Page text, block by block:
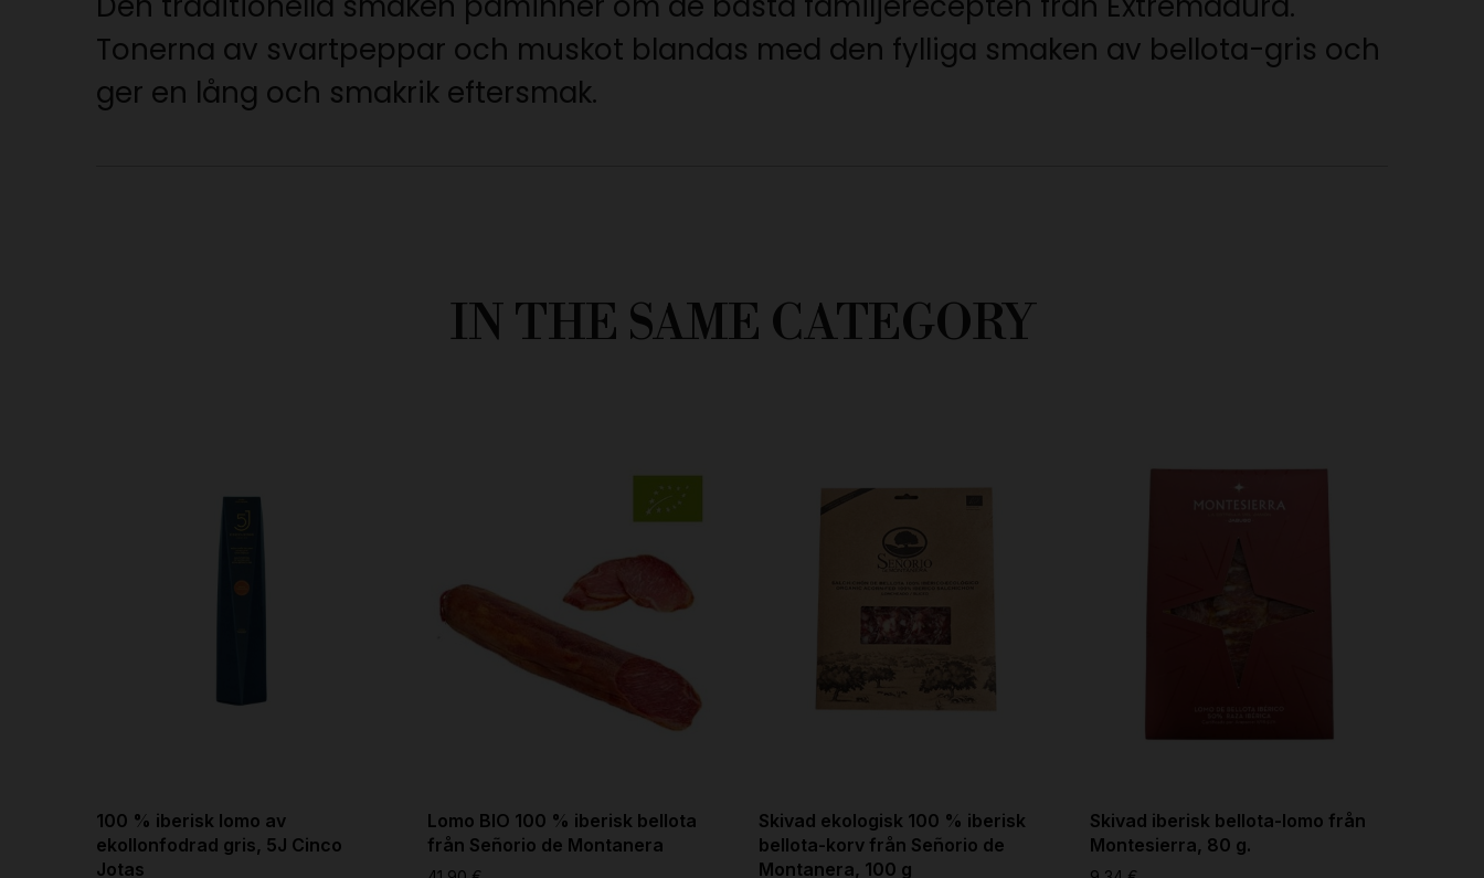
Tonerna av svartpeppar och muskot blandas med den fylliga smaken av bellota-gris och
ger en lång och smakrik eftersmak.
IN THE SAME CATEGORY
100 % iberisk lomo av
ekollonfodrad gris, 5J Cinco
Jotas
Lomo BIO 100 % iberisk bellota
från Señorio de Montanera
Skivad ekologisk 100 % iberisk
bellota-korv från Señorio de
Montanera, 100 g
Skivad iberisk bellota-lomo från
Montesierra, 80 g.